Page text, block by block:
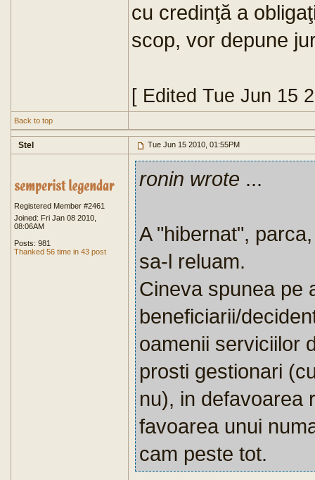
cu credinţă a
scop, vor depune
[ Edited Tue Jun 15
Back to top
Stel Tue Jun 15 2010, 01:55PM
Registered Member #2461
Joined: Fri Jan 08 2010,
08:06AM
Posts: 981
Thanked 56 time in 43 post
ronin wrote ...
A "hibernat",
sa-l reluam.
Cineva spunea pe
beneficiarii/
oamenii serviciilor
prosti gestionari
nu), in defavoarea
favoarea unui
cam peste tot.